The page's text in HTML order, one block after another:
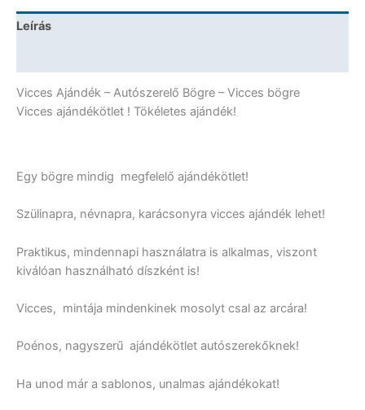
mennyiség
Leírás
Vicces Ajándék – Autószerelő Bögre – Vicces bögre
Vicces ajándékötlet ! Tökéletes ajándék!
Egy bögre mindig megfelelő ajándékötlet!
Szülinapra, névnapra, karácsonyra vicces ajándék lehet!
Praktikus, mindennapi használatra is alkalmas, viszont
kiválóan használható díszként is!
Vicces, mintája mindenkinek mosolyt csal az arcára!
Poénos, nagyszerű ajándékötlet autószerekőknek!
Ha unod már a sablonos, unalmas ajándékokat!